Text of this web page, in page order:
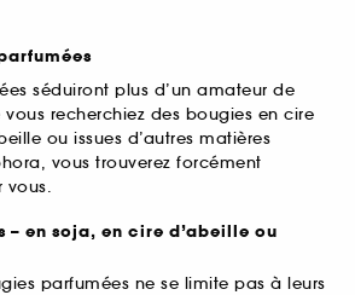
séduiront plus d’un amateur de
recherchiez des bougies en cire
ou issues d’autres matières
vous trouverez forcément
vous.
– en soja, en cire d’abeille ou
parfumées ne se limite pas à leurs